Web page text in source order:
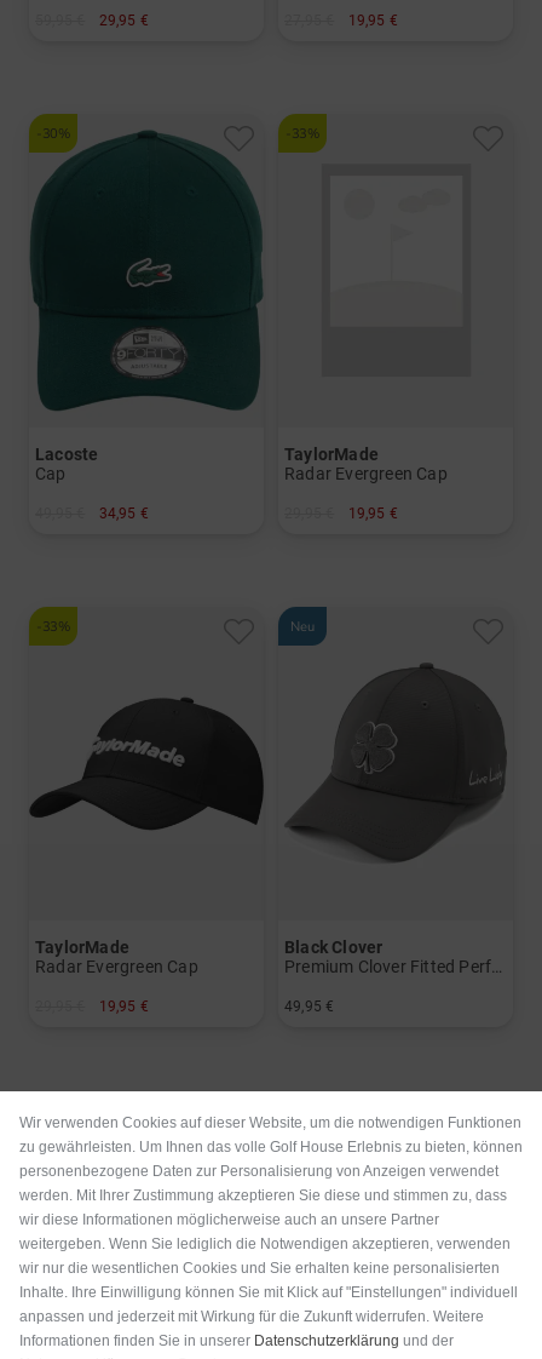
29,95 € 19,95 €
-30%
Lacoste
Cap
34,95 €
-33%
TaylorMade
Radar Evergreen Cap
19,95 €
-33%
TaylorMade
Radar Evergreen Cap
19,95 €
Neu
Black Clover
49,95 €
Neu
Wir verwenden Cookies auf dieser Website, um die notwendigen Funktionen
zu gewährleisten. Um Ihnen das volle Golf House Erlebnis zu bieten, können
personenbezogene Daten zur Personalisierung von Anzeigen verwendet
werden. Mit Ihrer Zustimmung akzeptieren Sie diese und stimmen zu, dass
wir diese Informationen möglicherweise auch an unsere Partner
weitergeben. Wenn Sie lediglich die Notwendigen akzeptieren, verwenden
wir nur die wesentlichen Cookies und Sie erhalten keine personalisierten
Inhalte. Ihre Einwilligung können Sie mit Klick auf "Einstellungen" individuell
anpassen und jederzeit mit Wirkung für die Zukunft widerrufen. Weitere
Informationen finden Sie in unserer Datenschutzerklärung und der